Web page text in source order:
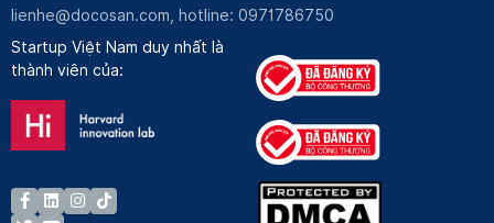
lienhe@docosan.com, hotline: 0971786750
Startup Việt Nam duy nhất là
thành viên của: